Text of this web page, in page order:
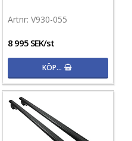
V930-055
8 995 SEK/st
KÖP…